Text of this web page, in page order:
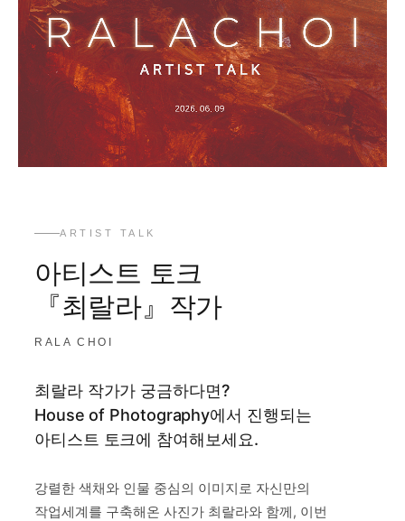
ARTIST TALK
아티스트 토크
『최랄라』작가
RALA CHOI
최랄라 작가가 궁금하다면?
House of Photography에서 진행되는
아티스트 토크에 참여해보세요.
강렬한 색채와 인물 중심의 이미지로 자신만의
작업세계를 구축해온 사진가 최랄라와 함께, 이번